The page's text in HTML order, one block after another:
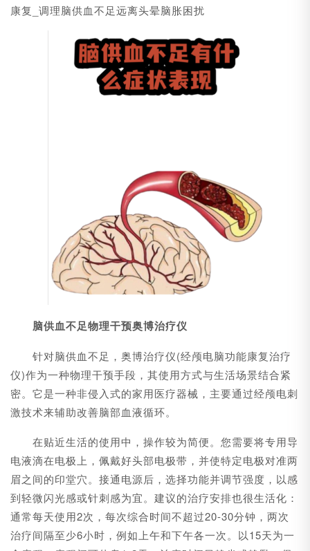
康复_调理脑供血不足远离头晕脑胀困扰
脑供血不足物理干预奥博治疗仪
针对脑供血不足，奥博治疗仪(经颅电脑功能康复治疗
仪)作为一种物理干预手段，其使用方式与生活场景结合紧
密。它是一种非侵入式的家用医疗器械，主要通过经颅电刺
激技术来辅助改善脑部血液循环。
在贴近生活的使用中，操作较为简便。您需要将专用导
电液滴在电极上，佩戴好头部电极带，并使特定电极对准两
眉之间的印堂穴。接通电源后，选择功能并调节强度，以感
到轻微闪光感或针刺感为宜。建议的治疗安排也很生活化：
通常每天使用2次，每次综合时间不超过20-30分钟，两次
治疗间隔至少6小时，例如上午和下午各一次。以15天为一